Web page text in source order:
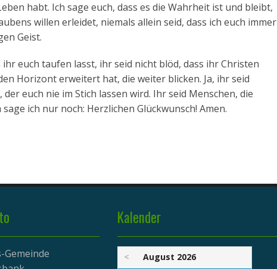
habt. Ich sage euch, dass es die Wahrheit ist und bleibt,
willen erleidet, niemals allein seid, dass ich euch immer
Geist.
euch taufen lasst, ihr seid nicht blöd, dass ihr Christen
Horizont erweitert hat, die weiter blicken. Ja, ihr seid
euch nie im Stich lassen wird. Ihr seid Menschen, die
ich nur noch: Herzlichen Glückwunsch! Amen.
Kalender
< August 2026